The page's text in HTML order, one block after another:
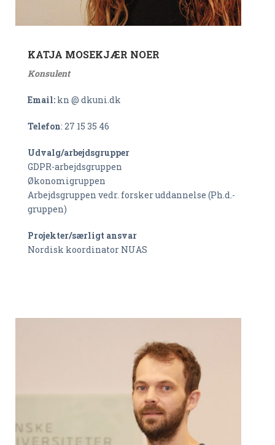
KATJA MOSEKJÆR NOER
Konsulent
Email: kn @ dkuni.dk
Telefon: 27 15 35 46
Udvalg/arbejdsgrupper
GDPR-arbejdsgruppen
Økonomigruppen
Arbejdsgruppen vedr. forsker uddannelse (Ph.d.-
gruppen)
Projekter/særligt ansvar
Nordisk koordinator NUAS